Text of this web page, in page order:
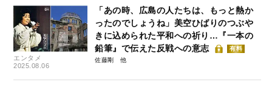
エンタメ
2025.08.06
「あの時、広島の人たちは、もっと熱か
ったのでしょうね」美空ひばりのつぶや
きに込められた平和への祈り…『一本の
鉛筆』で伝えた反戦への意志
有料
佐藤剛